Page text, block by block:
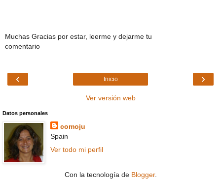
Muchas Gracias por estar, leerme y dejarme tu
comentario
‹ ›
Inicio
Ver versión web
Datos personales
comoju
Spain
Ver todo mi perfil
Con la tecnología de Blogger.